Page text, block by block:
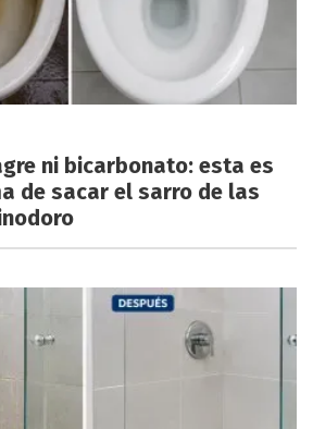
ni bicarbonato: esta es
de sacar el sarro de las